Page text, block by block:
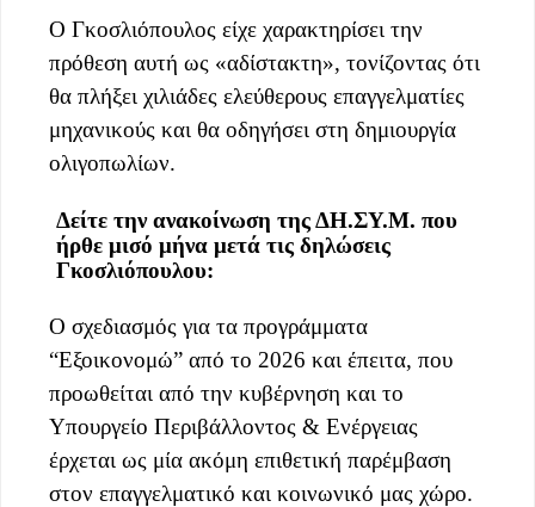
Ο Γκοσλιόπουλος είχε χαρακτηρίσει την
πρόθεση αυτή ως «αδίστακτη», τονίζοντας ότι
θα πλήξει χιλιάδες ελεύθερους επαγγελματίες
μηχανικούς και θα οδηγήσει στη δημιουργία
ολιγοπωλίων.
Δείτε την ανακοίνωση της ΔΗ.ΣΥ.Μ. που
ήρθε μισό μήνα μετά τις δηλώσεις
Γκοσλιόπουλου:
Ο σχεδιασμός για τα προγράμματα
“Εξοικονομώ” από το 2026 και έπειτα, που
προωθείται από την κυβέρνηση και το
Υπουργείο Περιβάλλοντος & Ενέργειας
έρχεται ως μία ακόμη επιθετική παρέμβαση
στον επαγγελματικό και κοινωνικό μας χώρο.